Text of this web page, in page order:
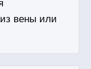
вены или